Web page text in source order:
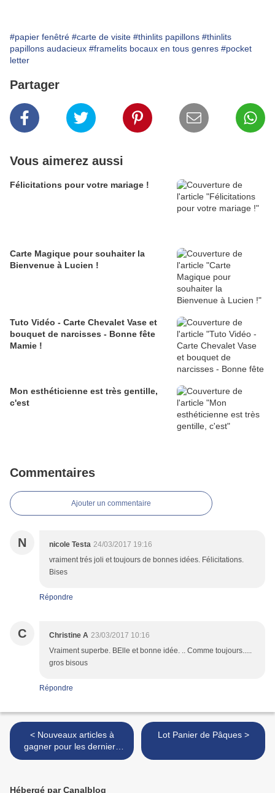
#papier fenêtré #carte de visite #thinlits papillons #thinlits
papillons audacieux #framelits bocaux en tous genres #pocket
letter
Partager
Vous aimerez aussi
Félicitations pour votre mariage !
Carte Magique pour souhaiter la
Bienvenue à Lucien !
Tuto Vidéo - Carte Chevalet Vase et
bouquet de narcisses - Bonne fête
Mamie !
Mon esthéticienne est très gentille,
c'est
Commentaires
Ajouter un commentaire
N nicole Testa 24/03/2017 19:16
vraiment trés joli et toujours de bonnes idées. Félicitations.
Bises
Répondre
C Christine A 23/03/2017 10:16
Vraiment superbe. BElle et bonne idée. .. Comme toujours.....
gros bisous
Répondre
< Nouveaux articles à
gagner pour les derniers
jours Sale-A-Bration!
Lot Panier de Pâques >
Hébergé par Canalblog